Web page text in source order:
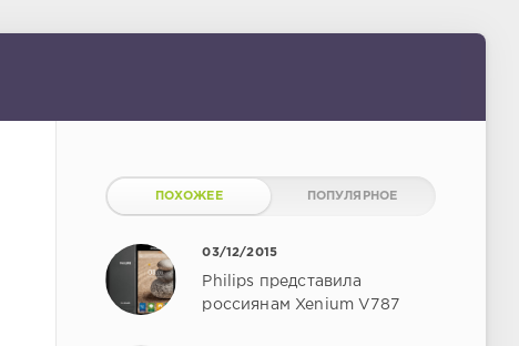
ПОХОЖЕЕ ПОПУЛЯРНОЕ
03/12/2015
Philips представила
россиянам Xenium V787